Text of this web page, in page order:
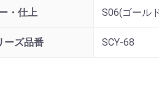
・仕上 S06(ゴール
ーズ品番 SCY-68